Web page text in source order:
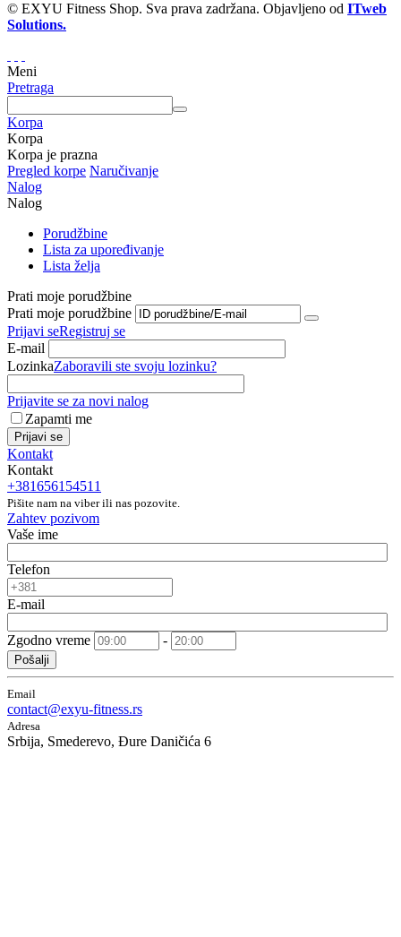
© EXYU Fitness Shop. Sva prava zadržana. Objavljeno od ITweb
Solutions.
Meni
Pretraga
Korpa
Korpa
Korpa je prazna
Pregled korpe Naručivanje
Nalog
Nalog
Porudžbine
Lista za upoređivanje
Lista želja
Prati moje porudžbine
Prati moje porudžbine
Prijavi seRegistruj se
E-mail
LozinkaZaboravili ste svoju lozinku?
Prijavite se za novi nalog
Zapamti me
Prijavi se
Kontakt
Kontakt
+381656154511
Pišite nam na viber ili nas pozovite.
Zahtev pozivom
Vaše ime
Telefon
E-mail
Zgodno vreme -
Pošalji
Email
contact@exyu-fitness.rs
Adresa
Srbija, Smederevo, Đure Daničića 6